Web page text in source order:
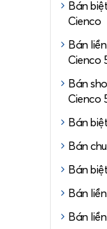
Bán
Cienco
Bán
Cienco
Bán
Cienco
Bán
Bán
Bán
Bán
Bán